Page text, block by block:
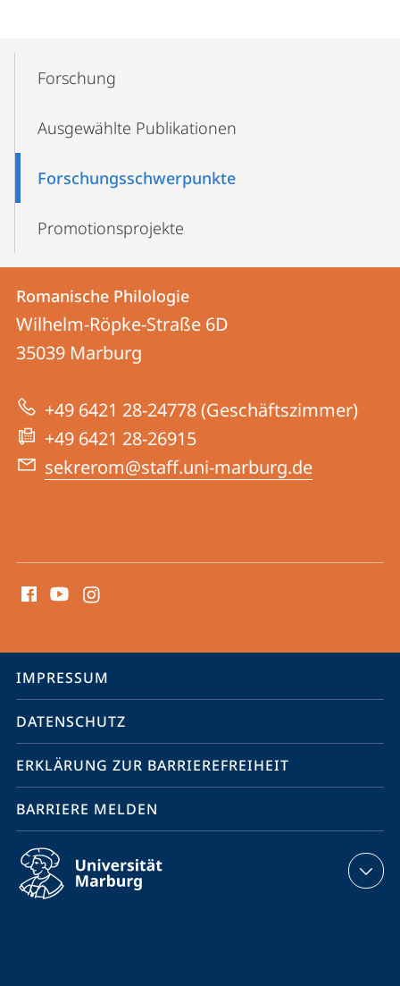
NavigationForschung
Ausgewählte Publikationen
Forschungs­­schwerpunkte
Promotions­projekte
Kontakt
und
Informationen
zur
Website
Kontaktinformationen
Romanische
Philologie
Romanische Philologie
Wilhelm-Röpke-Straße 6D
35039 Marburg
+49 6421 28-24778 (Geschäftszimmer)
+49 6421 28-26915
sekrerom@staff.uni-marburg.de
Media
Service-
Navigation
IMPRESSUM
DATENSCHUTZ
ERKLÄRUNG ZUR BARRIEREFREIHEIT
BARRIERE MELDEN